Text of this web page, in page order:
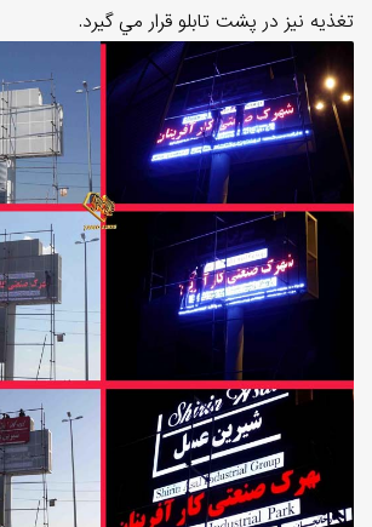
تغذيه نيز در پشت تابلو قرار مي گيرد.